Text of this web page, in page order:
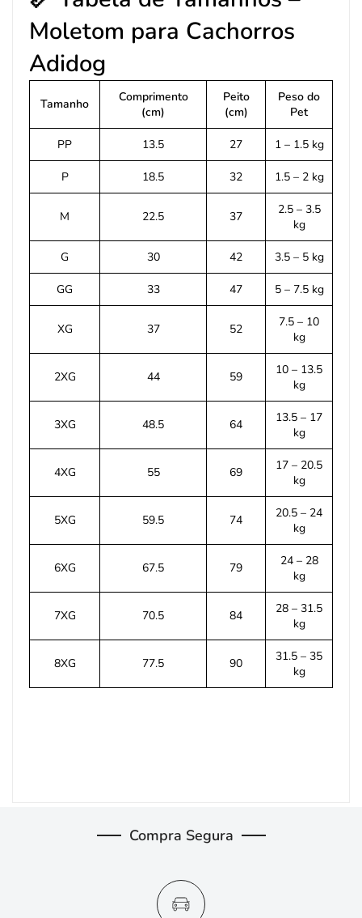
Moletom para Cachorros
Adidog
Tamanho
Comprimento
(cm)
Peito
(cm)
Peso do
Pet
PP 13.5 27 1 – 1.5 kg
P 18.5 32 1.5 – 2 kg
M 22.5 37
2.5 – 3.5
kg
G 30 42 3.5 – 5 kg
GG 33 47 5 – 7.5 kg
XG 37 52
7.5 – 10
kg
2XG 44 59
10 – 13.5
kg
3XG 48.5 64
13.5 – 17
kg
4XG 55 69
17 – 20.5
kg
5XG 59.5 74
20.5 – 24
kg
6XG 67.5 79
24 – 28
kg
7XG 70.5 84
28 – 31.5
kg
8XG 77.5 90
31.5 – 35
kg
Compra Segura